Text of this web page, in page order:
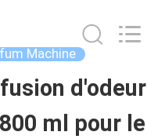
Machine
d'odeur
ml pour le